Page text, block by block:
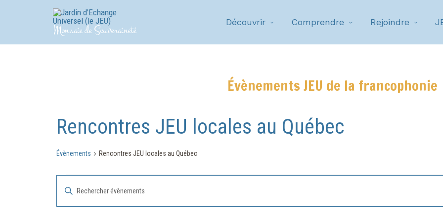
Monnaie de Souveraineté
Découvrir Comprendre Rejoindre
Évènements JEU de la francophonie
Rencontres JEU locales au Québec
Évènements Rencontres JEU locales au Québec
Évènements
Recherche
et
Saisir